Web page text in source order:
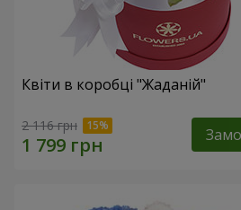
Квіти в коробці "Жаданій"
2 116 грн